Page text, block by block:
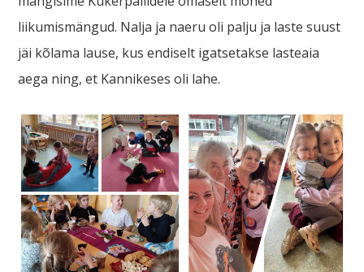
liikumismängud. Nalja ja naeru oli palju ja laste suust
jäi kõlama lause, kus endiselt igatsetakse lasteaia
aega ning, et Kannikeses oli lahe.